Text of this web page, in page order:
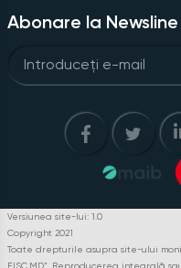
Abonare la Newsline
Versiunea site-lui: 1.0
Copyright 2021
Toate drepturile asupra site-ului